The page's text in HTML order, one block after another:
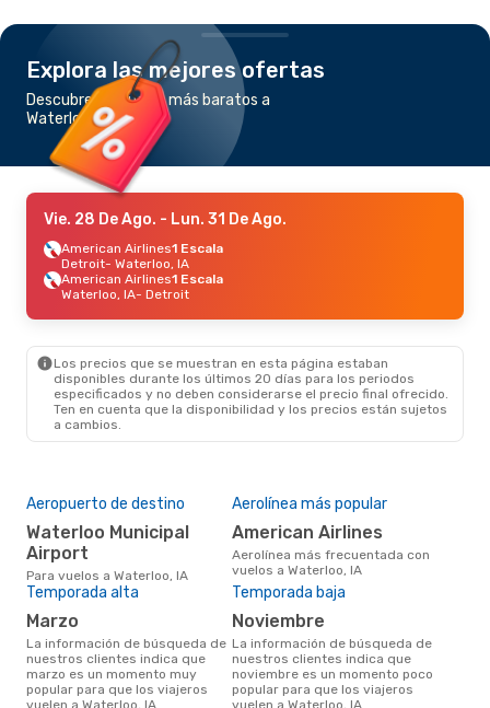
Explora las mejores ofertas
Descubre los vuelos más baratos a
Waterloo, IA
Vie. 28 De Ago. - Lun. 31 De Ago.
American Airlines1 Escala
Detroit- Waterloo, IA
American Airlines1 Escala
Waterloo, IA- Detroit
Los precios que se muestran en esta página estaban
disponibles durante los últimos 20 días para los periodos
especificados y no deben considerarse el precio final ofrecido.
Ten en cuenta que la disponibilidad y los precios están sujetos
a cambios.
Aeropuerto de destino
Waterloo Municipal
Airport
Para vuelos a Waterloo, IA
Aerolínea más popular
American Airlines
Aerolínea más frecuentada con
vuelos a Waterloo, IA
Temporada alta
marzo
La información de búsqueda de
nuestros clientes indica que
marzo es un momento muy
popular para que los viajeros
vuelen a Waterloo, IA
Temporada baja
noviembre
La información de búsqueda de
nuestros clientes indica que
noviembre es un momento poco
popular para que los viajeros
vuelen a Waterloo, IA